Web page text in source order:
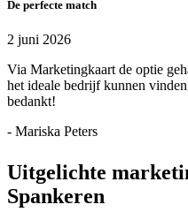
De perfecte match
2 juni 2026
Via Marketingkaart de optie
het ideale bedrijf kunnen
bedankt!
- Mariska Peters
Uitgelichte
Spankeren